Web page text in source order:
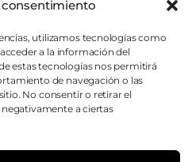
consentimiento
utilizamos tecnologías como
a la información del
estas tecnologías nos permitirá
de navegación o las
No consentir o retirar el
a ciertas